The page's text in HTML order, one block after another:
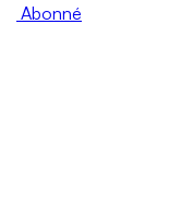
Abonné